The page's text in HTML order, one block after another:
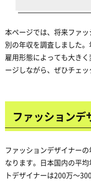
本ページでは、将来ファ
別の年収を調査しました
雇用形態によっても大き
ージしながら、ぜひチェッ
ファッションデ
ファッションデザイナー
なります。日本国内の平
トデザイナーは200万～